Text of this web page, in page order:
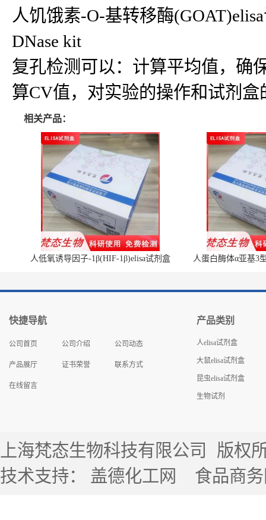
人饥饿素-O-基转移酶
DNase kit
复孔检测可以：计算平均值，确
算CV值，对实验的操作和试剂
相关产品：
人低氧诱导因子-1β(HIF-1β)elisa试剂盒 人蛋白酶体α亚基3
快捷导航
公司首页 公司介绍 公司动态
产品展厅 证书荣誉 联系方式
在线留言
产品类别
人elisa试剂盒
大鼠elisa试剂盒
昆虫elisa试剂盒
生物试剂
上海梵态生物科技有限公司
版权
技术支持： 盖德化工网 食品商